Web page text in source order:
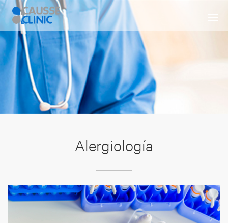
Alergiología